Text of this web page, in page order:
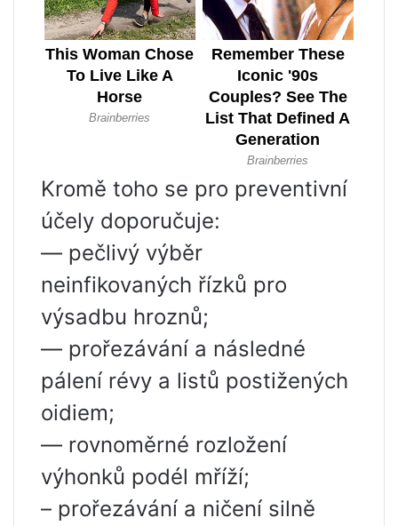
Kromě toho se pro preventivní
účely doporučuje:
— pečlivý výběr
neinfikovaných řízků pro
výsadbu hroznů;
— prořezávání a následné
pálení révy a listů postižených
oidiem;
— rovnoměrné rozložení
výhonků podél mříží;
– prořezávání a ničení silně